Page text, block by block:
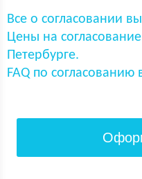
Все о согласовании
Цены на
Петербурге.
FAQ по согласованию